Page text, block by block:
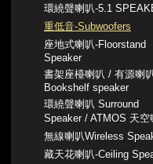
環繞聲喇叭-5.1
重低音-Subwoofers
座地式喇叭-Floorstand
Speaker
書架座檯喇叭 / 有源喇
Bookshelf speaker
環繞聲喇叭 Surround
Speaker / ATMOS 天空
無線喇叭Wireless
藏天花喇叭-Ceiling